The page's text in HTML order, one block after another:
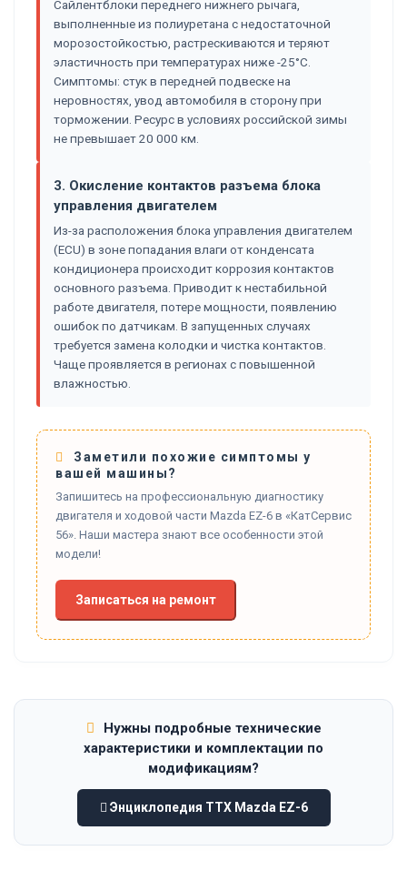
Сайлентблоки переднего нижнего рычага,
выполненные из полиуретана с недостаточной
морозостойкостью, растрескиваются и теряют
эластичность при температурах ниже -25°C.
Симптомы: стук в передней подвеске на
неровностях, увод автомобиля в сторону при
торможении. Ресурс в условиях российской зимы
не превышает 20 000 км.
3. Окисление контактов разъема блока
управления двигателем
Из-за расположения блока управления двигателем
(ECU) в зоне попадания влаги от конденсата
кондиционера происходит коррозия контактов
основного разъема. Приводит к нестабильной
работе двигателя, потере мощности, появлению
ошибок по датчикам. В запущенных случаях
требуется замена колодки и чистка контактов.
Чаще проявляется в регионах с повышенной
влажностью.
Заметили похожие симптомы у
вашей машины?
Запишитесь на профессиональную диагностику
двигателя и ходовой части Mazda EZ-6 в «КатСервис
56». Наши мастера знают все особенности этой
модели!
Записаться на ремонт
Нужны подробные технические
характеристики и комплектации по
модификациям?
Энциклопедия ТТХ Mazda EZ-6